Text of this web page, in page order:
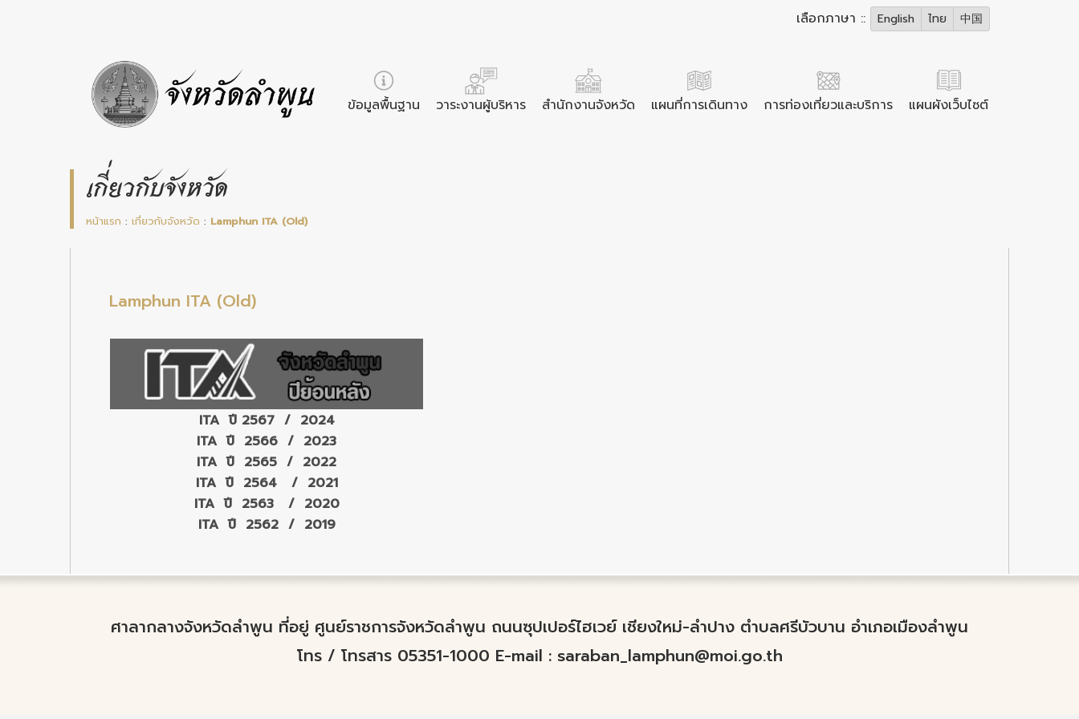
เลือกภาษา :: English ไทย 中国
ข้อมูลพื้นฐาน วาระงานผู้บริหาร สำนักงานจังหวัด แผนที่การเดินทาง การท่องเที่ยวและบริการ แผนผังเว็บไซต์
เกี่ยวกับจังหวัด
หน้าแรก : เกี่ยวกับจังหวัด : Lamphun ITA (Old)
Lamphun ITA (Old)
ITA ปี 2567 / 2024
ITA ปี 2566 / 2023
ITA ปี 2565 / 2022
ITA ปี 2564 / 2021
ITA ปี 2563 / 2020
ITA ปี 2562 / 2019
ศาลากลางจังหวัดลำพูน ที่อยู่ ศูนย์ราชการจังหวัดลำพูน ถนนซุปเปอร์ไฮเวย์ เชียงใหม่-ลำปาง ตำบลศรีบัวบาน อำเภอเมืองลำพูน
โทร / โทรสาร 05351-1000 E-mail : saraban_lamphun@moi.go.th